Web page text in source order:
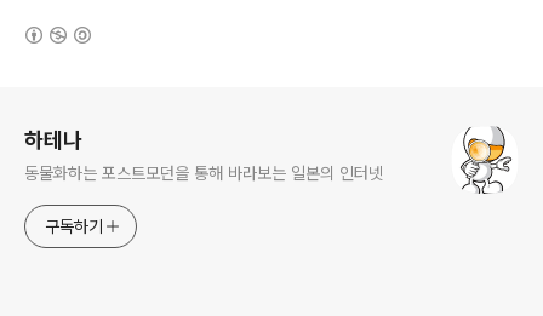
하테나
동물화하는 포스트모던을 통해 바라보는 일본의 인터넷
구독하기